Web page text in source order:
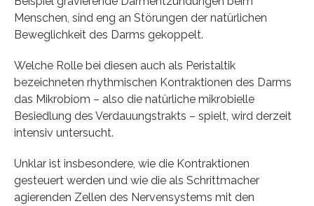
Menschen, sind eng an Störungen der natürlichen
Beweglichkeit des Darms gekoppelt.
Welche Rolle bei diesen auch als Peristaltik
bezeichneten rhythmischen Kontraktionen des Darms
das Mikrobiom – also die natürliche mikrobielle
Besiedlung des Verdauungstrakts – spielt, wird derzeit
intensiv untersucht.
Unklar ist insbesondere, wie die Kontraktionen
gesteuert werden und wie die als Schrittmacher
agierenden Zellen des Nervensystems mit den